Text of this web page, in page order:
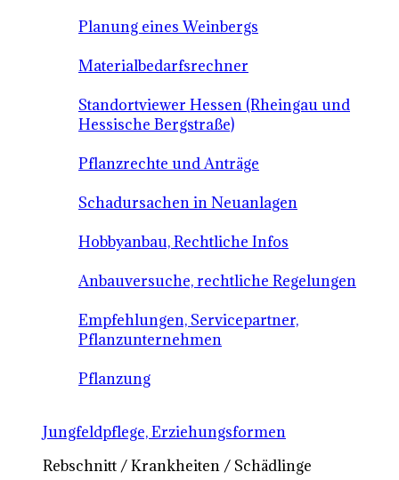
Planung eines Weinbergs
Materialbedarfsrechner
Standortviewer Hessen (Rheingau und
Hessische Bergstraße)
Pflanzrechte und Anträge
Schadursachen in Neuanlagen
Hobbyanbau, Rechtliche Infos
Anbauversuche, rechtliche Regelungen
Empfehlungen, Servicepartner,
Pflanzunternehmen
Pflanzung
Jungfeldpflege, Erziehungsformen
Rebschnitt / Krankheiten / Schädlinge